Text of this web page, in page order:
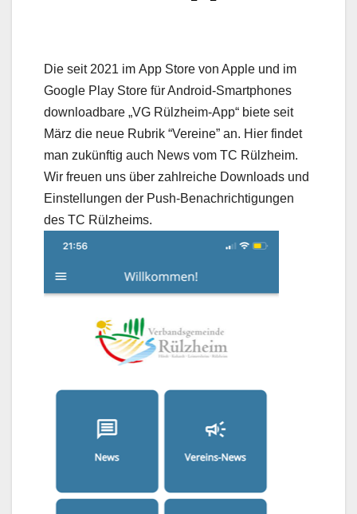
Die seit 2021 im App Store von Apple und im
Google Play Store für Android-Smartphones
downloadbare „VG Rülzheim-App“ biete seit
März die neue Rubrik “Vereine” an. Hier findet
man zukünftig auch News vom TC Rülzheim.
Wir freuen uns über zahlreiche Downloads und
Einstellungen der Push-Benachrichtigungen
des TC Rülzheims.